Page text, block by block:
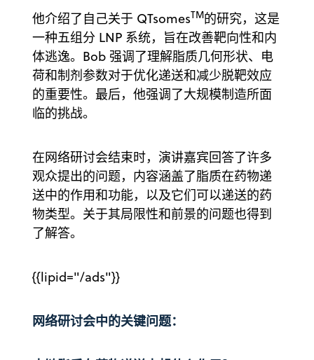
他介绍了自己关于 QTsomesTM的研究，这是
一种五组分 LNP 系统，旨在改善靶向性和内
体逃逸。Bob 强调了理解脂质几何形状、电
荷和制剂参数对于优化递送和减少脱靶效应
的重要性。最后，他强调了大规模制造所面
临的挑战。
在网络研讨会结束时，演讲嘉宾回答了许多
观众提出的问题，内容涵盖了脂质在药物递
送中的作用和功能，以及它们可以递送的药
物类型。关于其局限性和前景的问题也得到
了解答。
{{lipid="/ads"}}
网络研讨会中的关键问题：